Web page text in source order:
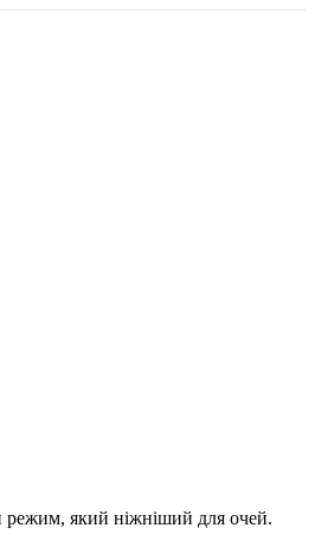
режим, який ніжніший для очей.